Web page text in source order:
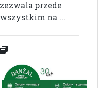
zezwala przede
wszystkim na ...